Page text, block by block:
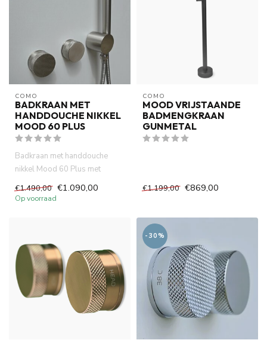
COMO
BADKRAAN MET
HANDDOUCHE NIKKEL
MOOD 60 PLUS
Badkraan met handdouche
nikkel Mood 60 Plus met
ingebouwde thermostaat bad
mengk...
€1.490,00 €1.090,00
Op voorraad
COMO
MOOD VRIJSTAANDE
BADMENGKRAAN
GUNMETAL
€1.199,00 €869,00
-30%